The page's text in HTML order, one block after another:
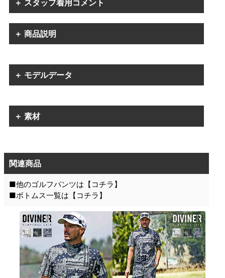
＋ スタッフ着用コメント
＋ 商品説明
＋ モデルデータ
＋ 素材
関連商品
■他のゴルフパンツは【 コチラ 】
■ボトムス一覧は【 コチラ 】